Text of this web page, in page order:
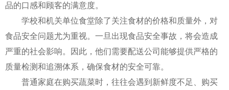
品的口感和顾客的满意度。
学校和机关单位食堂除了关注食材的价格和质量外，对
食品安全问题尤为重视。一旦出现食品安全事故，将会造成
严重的社会影响。因此，他们需要配送公司能够提供严格的
质量检测和追溯体系，确保食材的安全可靠。
普通家庭在购买蔬菜时，往往会遇到新鲜度不足、购买